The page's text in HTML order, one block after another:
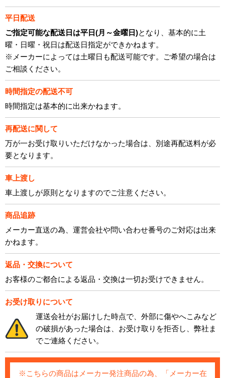
平日配送
ご指定可能な配送日は平日(月～金曜日)となり、基本的に土
曜・日曜・祝日は配送日指定ができかねます。
※メーカーによっては土曜日も配送可能です。ご希望の場合は
ご相談ください。
時間指定の配送不可
時間指定は基本的に出来かねます。
再配送に関して
万が一お受け取りいただけなかった場合は、別途再配送料が必
要となります。
車上渡し
車上渡しが原則となりますのでご注意ください。
商品追跡
メーカー直送の為、運営会社や問い合わせ番号のご対応は出来
かねます。
返品・交換について
お客様のご都合による返品・交換は一切お受けできません。
お受け取りについて
運送会社がお届けした時点で、外部に傷やへこみなど
の破損があった場合は、お受け取りを拒否し、弊社ま
でご連絡ください。
※こちらの商品はメーカー発注商品の為、「メーカー在